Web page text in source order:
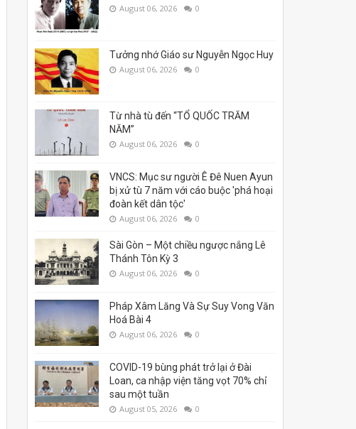
August 06, 2026 0
Tưởng nhớ Giáo sư Nguyễn Ngọc Huy
August 06, 2026 0
Từ nhà tù đến “TỔ QUỐC TRĂM
NĂM”
August 06, 2026 0
VNCS: Mục sư người Ê Đê Nuen Ayun
bị xử tù 7 năm với cáo buộc 'phá hoại
đoàn kết dân tộc'
August 06, 2026 0
Sài Gòn – Một chiều ngược nắng Lê
Thánh Tôn Kỳ 3
August 06, 2026 0
Pháp Xâm Lăng Và Sự Suy Vong Văn
Hoá Bài 4
August 06, 2026 0
COVID-19 bùng phát trở lại ở Đài
Loan, ca nhập viện tăng vọt 70% chỉ
sau một tuần
August 05, 2026 0